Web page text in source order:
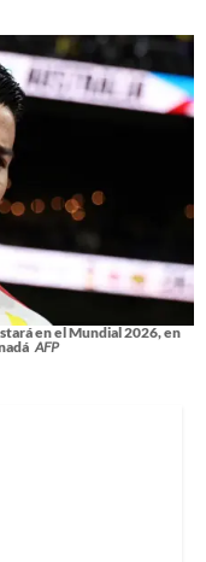
en el Mundial 2026, en
AFP